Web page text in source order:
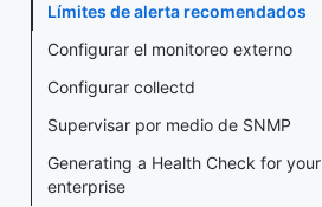
Límites de alerta recomendados
Configurar el monitoreo externo
Configurar collectd
Supervisar por medio de SNMP
Generating a Health Check for your
enterprise